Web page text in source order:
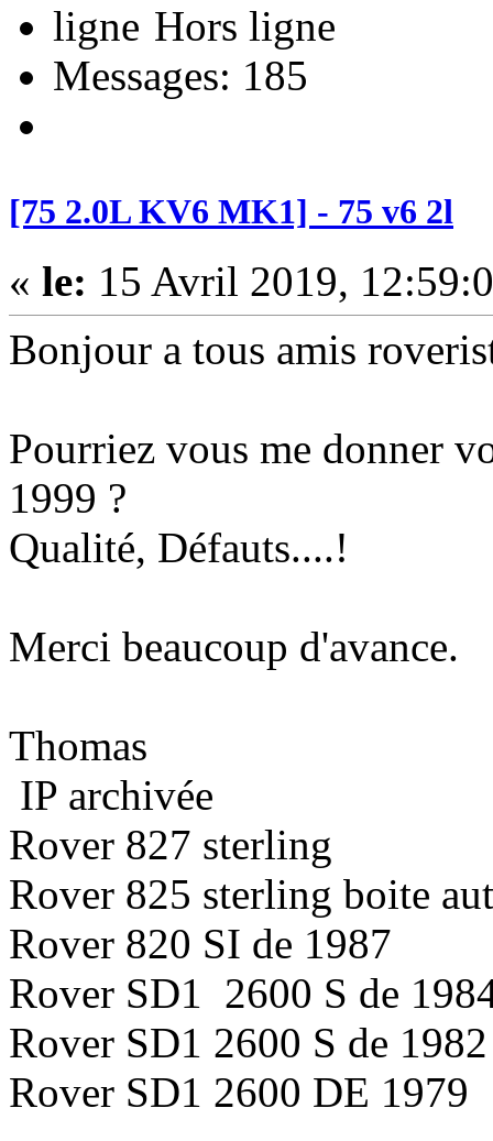
Hors ligne
Messages: 185
[75 2.0L KV6 MK1] - 75 v6 2l
« le: 15 Avril 2019,
Bonjour a tous amis
Pourriez vous me donner
1999 ?
Qualité, Défauts....!
Merci beaucoup d'avance.
Thomas
IP archivée
Rover 827 sterling
Rover 825 sterling boite
Rover 820 SI de 1987
Rover SD1 2600 S de
Rover SD1 2600 S de 1982
Rover SD1 2600 DE 1979